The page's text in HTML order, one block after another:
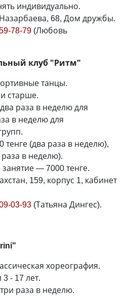
индивидуально.
68, Дом дружбы.
78-79 (Любовь
клуб "Ритм"
танцы.
старше.
раза в неделю для
в неделю для
тенге (два раза в неделю),
раза в неделю).
—7000 тенге.
159, корпус 1, кабинет
03-93 (Татьяна Дингес).
хореография.
- 17 лет.
раза в неделю.